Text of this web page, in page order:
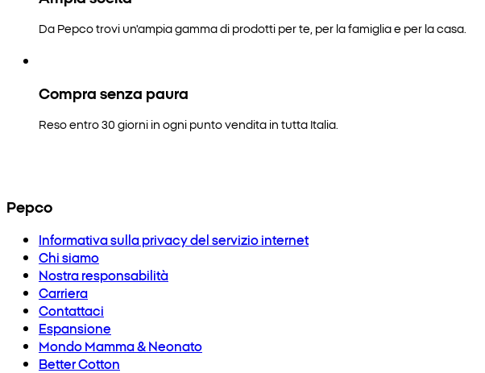
Da Pepco trovi un'ampia gamma di prodotti per te, per la famiglia e per la casa.
Compra senza paura
Reso entro 30 giorni in ogni punto vendita in tutta Italia.
Pepco
Informativa sulla privacy del servizio internet
Chi siamo
Nostra responsabilità
Carriera
Contattaci
Espansione
Mondo Mamma & Neonato
Better Cotton